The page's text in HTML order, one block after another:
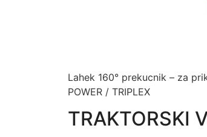
Lahek 160° prekucnik – za
POWER / TRIPLEX
TRAKTORSKI